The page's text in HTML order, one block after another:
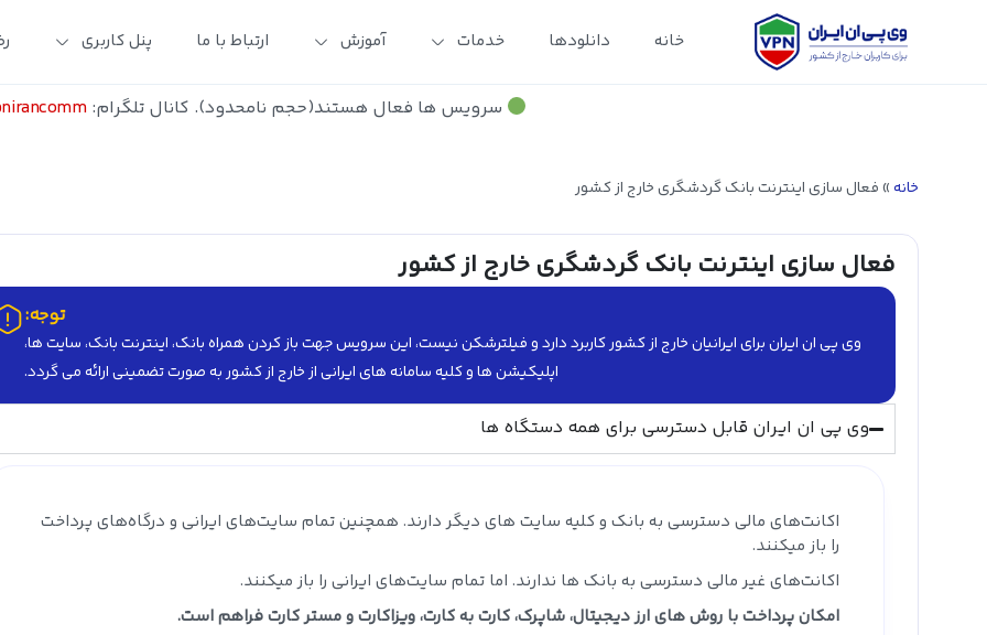
خانه دانلودها خدمات آموزش ارتباط با ما پنل کاربری
سرویس ها فعال هستند(حجم نامحدود). کانال تلگرام:
خانه»فعال سازی اینترنت بانک گردشگری خارج از کشور
فعال سازی اینترنت بانک گردشگری خارج از کشور
توجه:
وی پی ان ایران برای ایرانیان خارج از کشور کاربرد دارد و فیلترشکن نیست، این سرویس جهت باز کردن همراه بانک، اینترنت بانک، سایت ها،
اپلیکیشن ها و کلیه سامانه های ایرانی از خارج از کشور به صورت تضمینی ارائه می گردد.
وی پی ان ایران قابل دسترسی برای همه دستگاه ها
اکانت‌های مالی دسترسی به بانک‌ و کلیه سایت های دیگر دارند. همچنین تمام سایت‌های ایرانی و درگاه‌های پرداخت
را باز میکنند.
اکانت‌های غیر مالی دسترسی به بانک ها ندارند. اما تمام سایت‌های ایرانی را باز میکنند.
امکان پرداخت با روش های ارز دیجیتال، شاپرک، کارت به کارت، ویزاکارت و مستر کارت فراهم است.